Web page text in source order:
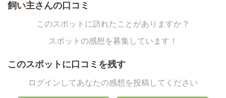
飼い主さんの口コミ
このスポットに訪れたことがありますか？
スポットの感想を募集しています！
このスポットに口コミを残す
ログインしてあなたの感想を投稿してください